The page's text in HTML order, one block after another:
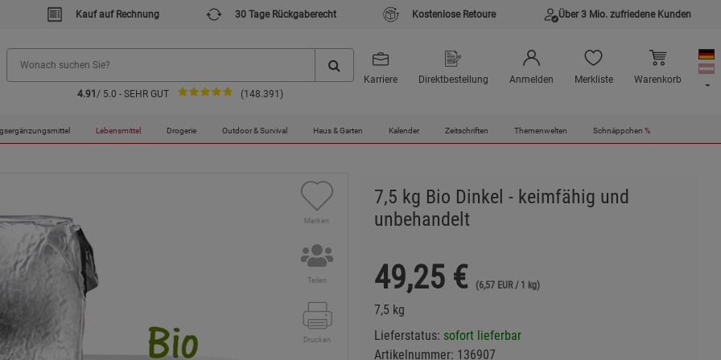
Kauf auf Rechnung 30 Tage Rückgaberecht Kostenlose Retoure Über 3 Mio. zufriedene Kunden
4.91 / 5.0 - SEHR GUT (148.391)
Karriere Direktbestellung Anmelden Merkliste Warenkorb
Lebensmittel Drogerie Outdoor & Survival Haus & Garten Kalender Zeitschriften Themenwelten Schnäppchen %
Merken
Teilen
Drucken
7,5 kg Bio Dinkel - keimfähig und
unbehandelt
49,25 € (6,57 EUR / 1 kg)
7,5 kg
Lieferstatus: sofort lieferbar
Artikelnummer: 136907